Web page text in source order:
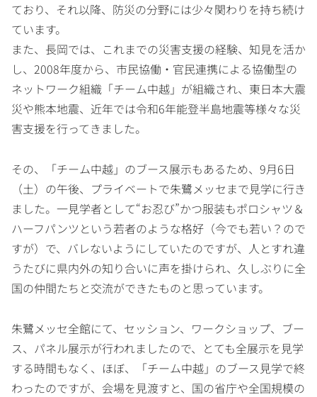
ており、それ以降、防災の分野には少々関わりを持ち続け
ています。
また、長岡では、これまでの災害支援の経験、知見を活か
し、2008年度から、市民協働・官民連携による協働型の
ネットワーク組織「チーム中越」が組織され、東日本大震
災や熊本地震、近年では令和6年能登半島地震等様々な災
害支援を行ってきました。
その、「チーム中越」のブース展示もあるため、9月6日
（土）の午後、プライベートで朱鷺メッセまで見学に行き
ました。一見学者として“お忍び”かつ服装もポロシャツ＆
ハーフパンツという若者のような格好（今でも若い？ので
すが）で、バレないようにしていたのですが、人とすれ違
うたびに県内外の知り合いに声を掛けられ、久しぶりに全
国の仲間たちと交流ができたものと思っています。
朱鷺メッセ全館にて、セッション、ワークショップ、ブー
ス、パネル展示が行われましたので、とても全展示を見学
する時間もなく、ほぼ、「チーム中越」のブース見学で終
わったのですが、会場を見渡すと、国の省庁や全国規模の